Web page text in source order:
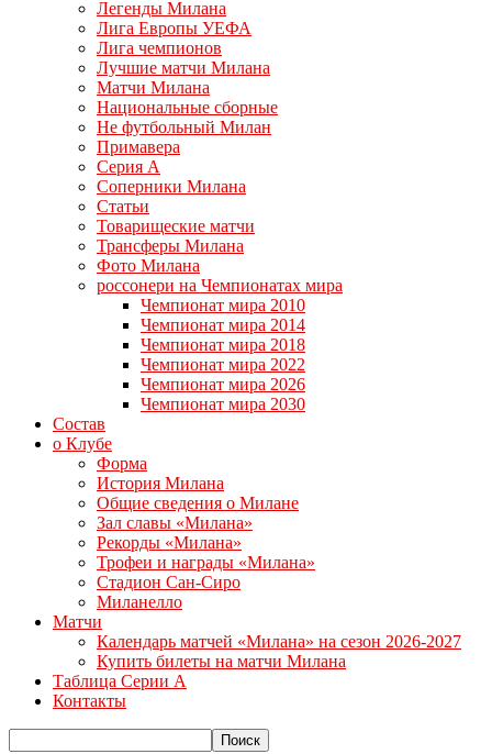
Легенды Милана
Лига Европы УЕФА
Лига чемпионов
Лучшие матчи Милана
Матчи Милана
Национальные сборные
Не футбольный Милан
Примавера
Серия А
Соперники Милана
Статьи
Товарищеские матчи
Трансферы Милана
Фото Милана
россонери на Чемпионатах мира
Чемпионат мира 2010
Чемпионат мира 2014
Чемпионат мира 2018
Чемпионат мира 2022
Чемпионат мира 2026
Чемпионат мира 2030
Состав
о Клубе
Форма
История Милана
Общие сведения о Милане
Зал славы «Милана»
Рекорды «Милана»
Трофеи и награды «Милана»
Стадион Сан-Сиро
Миланелло
Матчи
Календарь матчей «Милана» на сезон 2026-2027
Купить билеты на матчи Милана
Таблица Серии А
Контакты